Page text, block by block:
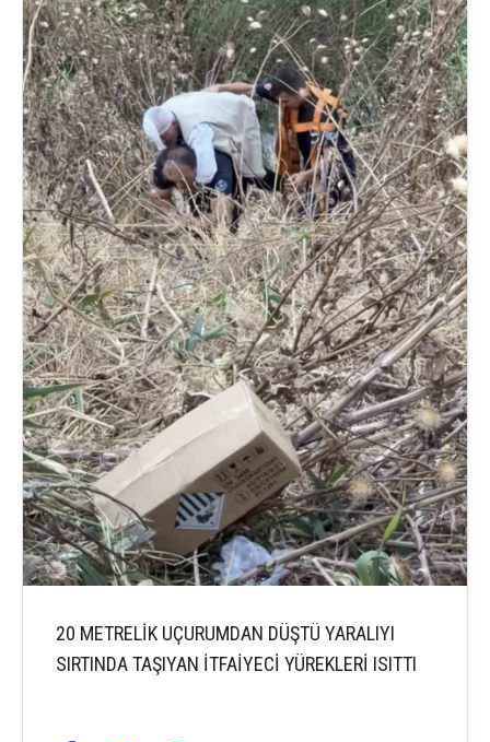
20 METRELİK UÇURUMDAN DÜŞTÜ YARALIYI
SIRTINDA TAŞIYAN İTFAİYECİ YÜREKLERİ ISITTI